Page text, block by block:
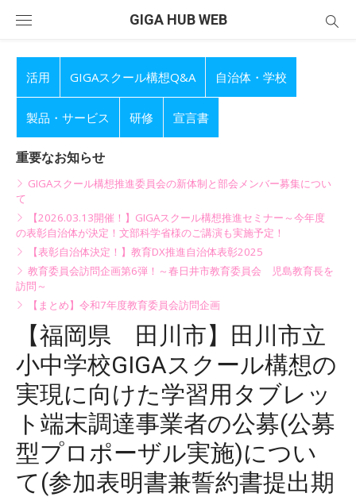
GIGA HUB WEB
活用 GIGAスクール構想Q&A 自治体・学校
製品・サービス 研修 宣言書
重要なお知らせ
GIGAスクール構想推進委員会の新体制と部会メンバー募集につい
て
【2026.03.13開催！】GIGAスクール構想推進セミナー～今年度
の表彰自治体が決定！文部科学省様のご講演も実施予定！
【表彰自治体決定！】教育DX推進自治体表彰2025
教育委員会訪問企画第6弾！～春日井市教育委員会 児島教育長を
訪問～
【まとめ】令和7年度教育委員会訪問企画
【福岡県 田川市】田川市立
小中学校GIGAスクール構想の
実現に向けた学習用タブレッ
ト端末調達事業者の公募(公募
型プロポーザル実施)につい
て(参加表明書兼誓約書提出期